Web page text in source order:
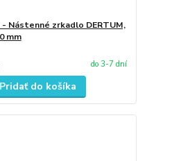
Nástenné zrkadlo DERTUM,
mm
do 3-7 dní
Pridať do košíka